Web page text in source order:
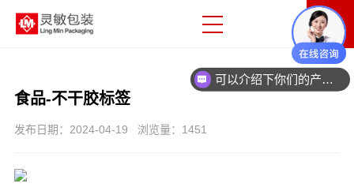
食品-不干胶标签
发布日期：2024-04-19 浏览量：1451
可以介绍下你们的产品么